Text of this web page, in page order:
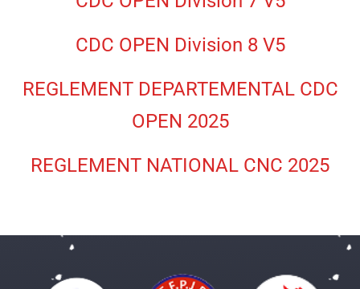
CDC OPEN Division 8 V5
REGLEMENT DEPARTEMENTAL CDC
OPEN 2025
REGLEMENT NATIONAL CNC 2025